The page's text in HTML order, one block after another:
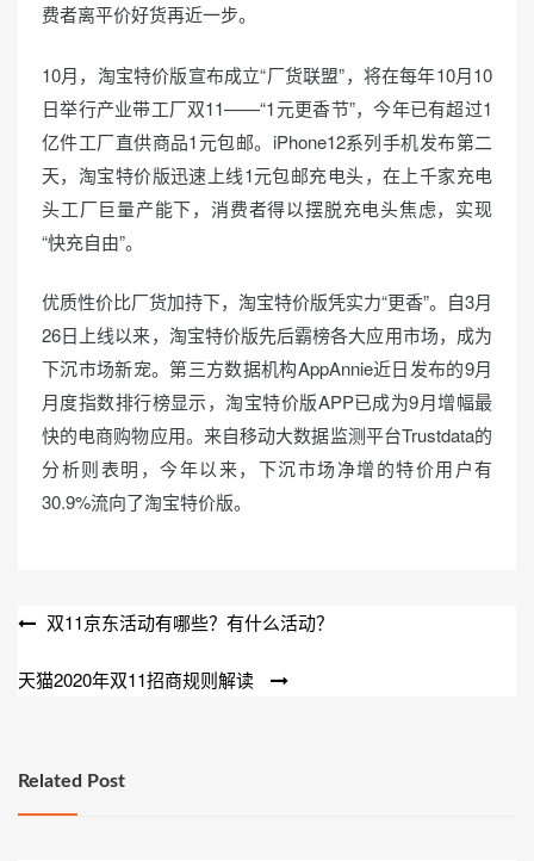
费者离平价好货再近一步。
10月，淘宝特价版宣布成立“厂货联盟”，将在每年10月10
日举行产业带工厂双11——“1元更香节”，今年已有超过1
亿件工厂直供商品1元包邮。iPhone12系列手机发布第二
天，淘宝特价版迅速上线1元包邮充电头，在上千家充电
头工厂巨量产能下，消费者得以摆脱充电头焦虑，实现
“快充自由”。
优质性价比厂货加持下，淘宝特价版凭实力“更香”。自3月
26日上线以来，淘宝特价版先后霸榜各大应用市场，成为
下沉市场新宠。第三方数据机构AppAnnie近日发布的9月
月度指数排行榜显示，淘宝特价版APP已成为9月增幅最
快的电商购物应用。来自移动大数据监测平台Trustdata的
分析则表明，今年以来，下沉市场净增的特价用户有
30.9%流向了淘宝特价版。
文
导
双11京东活动有哪些？有什么活动？
天猫2020年双11招商规则解读
Related Post